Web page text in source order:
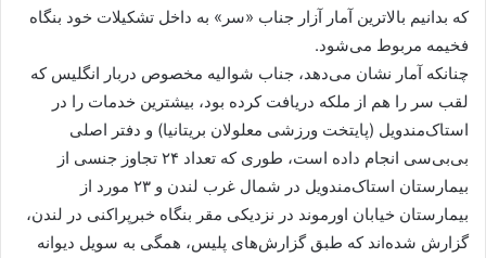
که بدانیم بالاترین آمار آزار جناب «سر» به داخل تشکیلات خود بنگاه
فخیمه مربوط می‌شود.
چنانکه آمار نشان می‌دهد، جناب شوالیه مخصوص دربار انگلیس که
لقب سر را هم از ملکه دریافت کرده بود، بیشترین خدمات را در
استاک‌مندویل (پایتخت ورزشی معلولان بریتانیا) و دفتر اصلی
بی‌بی‌سی انجام داده است، طوری که تعداد ۲۴ تجاوز جنسی از
بیمارستان استاک‌مندویل در شمال غرب لندن و ۲۳ مورد از
بیمارستان خیابان اورموند در نزدیکی مقر بنگاه خبرپراکنی در لندن،
گزارش شده‌اند که طبق گزارش‌های پلیس، همگی به سویل دیوانه